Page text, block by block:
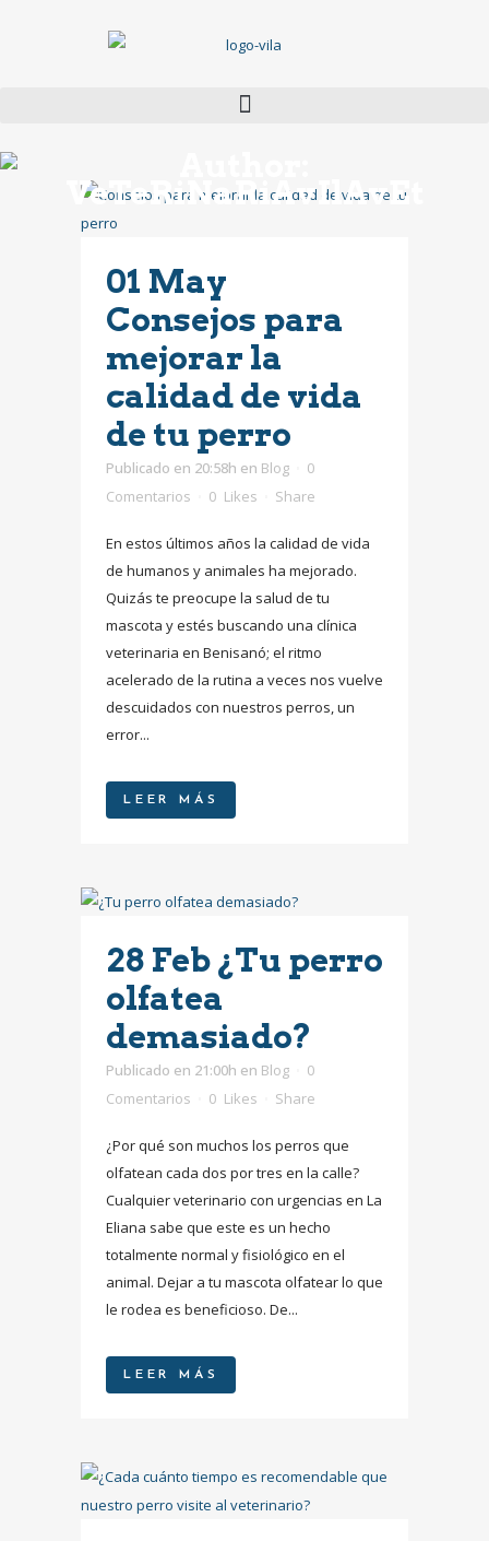
VeTeRiNaRiAvIlAvEt
01 May
Consejos para
mejorar la
calidad de vida
de tu perro
Publicado en 20:58h en Blog
0
Comentarios
0 Likes Share
En estos últimos años la calidad de vida
de humanos y animales ha mejorado.
Quizás te preocupe la salud de tu
mascota y estés buscando una clínica
veterinaria en Benisanó; el ritmo
acelerado de la rutina a veces nos vuelve
descuidados con nuestros perros, un
error...
LEER MÁS
28 Feb¿Tu perro
olfatea
demasiado?
Publicado en 21:00h en Blog
0
Comentarios
0 Likes Share
¿Por qué son muchos los perros que
olfatean cada dos por tres en la calle?
Cualquier veterinario con urgencias en La
Eliana sabe que este es un hecho
totalmente normal y fisiológico en el
animal. Dejar a tu mascota olfatear lo que
le rodea es beneficioso. De...
LEER MÁS